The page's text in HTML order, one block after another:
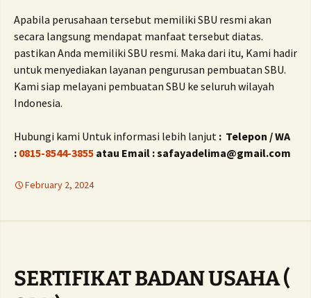
Apabila perusahaan tersebut memiliki SBU resmi akan
secara langsung mendapat manfaat tersebut diatas.
pastikan Anda memiliki SBU resmi. Maka dari itu, Kami hadir
untuk menyediakan layanan pengurusan pembuatan SBU.
Kami siap melayani pembuatan SBU ke seluruh wilayah
Indonesia.
Hubungi kami Untuk informasi lebih lanjut : Telepon / WA
: 0815-8544-3855 atau Email : safayadelima@gmail.com
February 2, 2024
SERTIFIKAT BADAN USAHA (